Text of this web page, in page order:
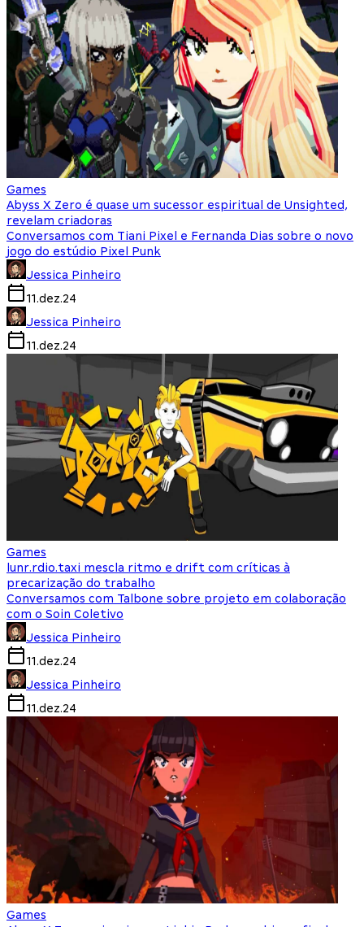
Games
Abyss X Zero é quase um sucessor espiritual de Unsighted,
revelam criadoras
Conversamos com Tiani Pixel e Fernanda Dias sobre o novo
jogo do estúdio Pixel Punk
Jessica Pinheiro
11.dez.24
Jessica Pinheiro
11.dez.24
Games
lunr.rdio.taxi mescla ritmo e drift com críticas à
precarização do trabalho
Conversamos com Talbone sobre projeto em colaboração
com o Soin Coletivo
Jessica Pinheiro
11.dez.24
Jessica Pinheiro
11.dez.24
Games